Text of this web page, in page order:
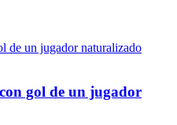
gol de un jugador